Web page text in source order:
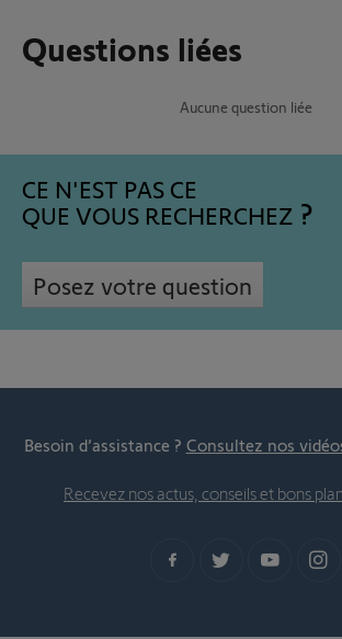
Questions liées
Aucune question liée
CE N'EST PAS CE
QUE VOUS RECHERCHEZ
Posez votre question
Besoin d’assistance ? Consultez nos
Recevez nos actus, conseils et bons